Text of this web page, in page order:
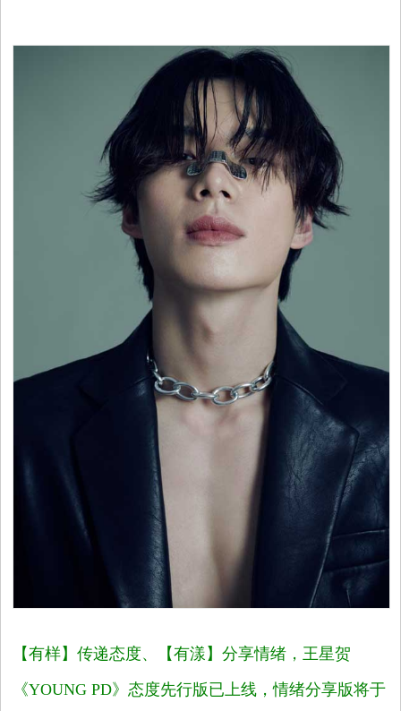
【有样】传递态度、【有漾】分享情绪，王星贺
《YOUNG PD》态度先行版已上线，情绪分享版将于